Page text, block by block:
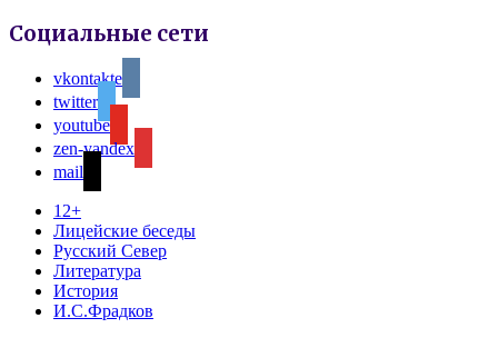
Социальные сети
vkontakte
twitter
youtube
zen-yandex
mail
12+
Лицейские беседы
Русский Север
Литература
История
И.С.Фрадков